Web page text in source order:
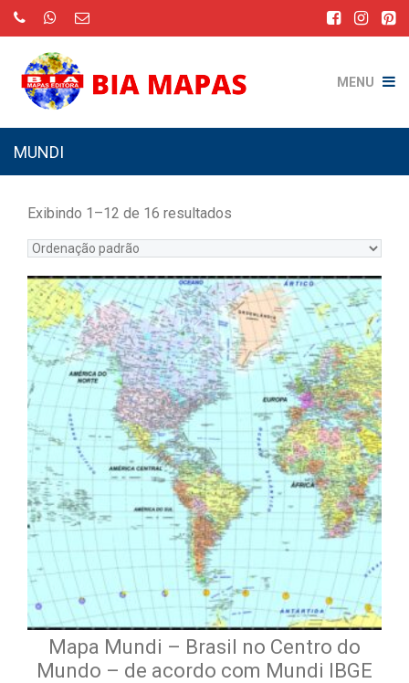
MENU
MUNDI
Exibindo 1–12 de 16 resultados
Mapa Mundi – Brasil no Centro do
Mundo – de acordo com Mundi IBGE